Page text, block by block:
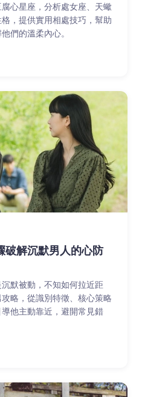
心星座，分析處女座、天蠍
，提供實用相處技巧，幫助
們的溫柔內心。
破解沉默男人的心防
默被動，不知如何拉近距
略，從識別特徵、核心策略
他主動靠近，避開常見錯